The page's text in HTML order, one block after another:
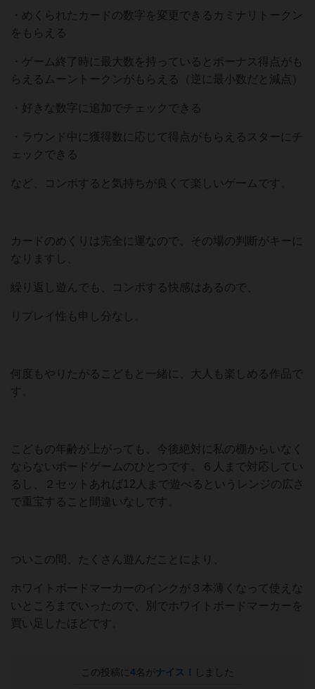
・めくられたカードの数字を変更できるカミナリトークン
をもらえる
・ゲーム終了時に最大数を持っているとボーナス得点がも
らえるムーントークンがもらえる（逆に最小数だと減点）
・好きな数字に追加でチェックできる
・ラウンド中に獲得数に応じて得点がもらえるスターにチ
ェックできる
など、コンボすると気持ちが良くて楽しいゲームです。
カードのめくりは完全に運なので、その場の判断がキーに
なりますし、
繰り返し遊んでも、コンボする快感はあるので、
リプレイ性も申し分なし。
何度もやりたがるこどもと一緒に、大人も楽しめる作品で
す。
こどもの年齢が上がっても、今後絶対に私の棚からいなく
ならないボードゲームのひとつです。６人まで対応してい
るし、２セットあれば12人まで遊べるというレンジの広さ
で重宝すること間違いなしです。
ついこの間、たくさん遊んだことにより、
ホワイトボードマーカーのインクが３本薄くなって使えな
いところまでいったので、別でホワイトボードマーカーを
買い足したほどです。
この投稿に 4名がナイス！ しました